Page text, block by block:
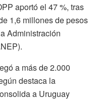
aportó el 47 %, tras
1,6 millones de pesos
Administración
a más de 2.000
destaca la
a Uruguay